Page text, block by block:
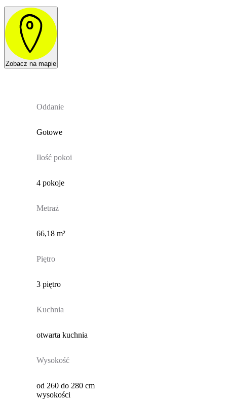
Zobacz na mapie
Oddanie
Gotowe
Ilość pokoi
4 pokoje
Metraż
66,18 m²
Piętro
3 piętro
Kuchnia
otwarta kuchnia
Wysokość
od 260 do 280 cm
wysokości